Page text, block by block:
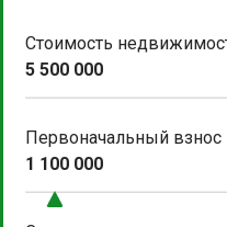
Стоимость
5 500 000
Первоначальный взнос
1 100 000